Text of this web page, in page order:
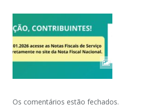
Os comentários estão fechados.